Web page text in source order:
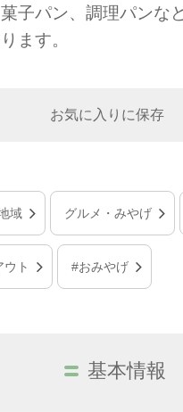
子パン、調理パンな
ます。
お気に入りに保存
域 グルメ・みやげ
ト #おみやげ
基本情報